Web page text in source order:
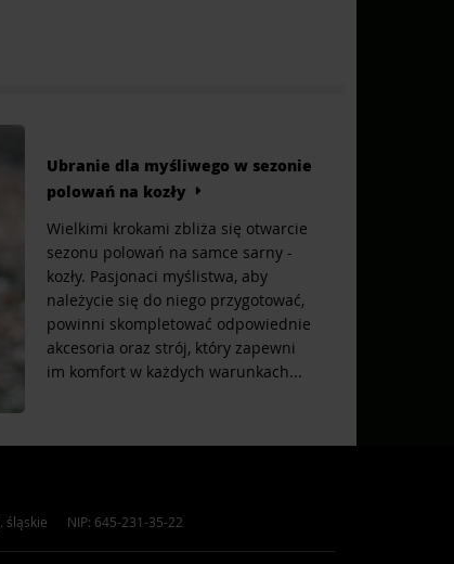
Ubranie dla myśliwego w sezonie
polowań na kozły
Wielkimi krokami zbliża się otwarcie
sezonu polowań na samce sarny -
kozły. Pasjonaci myślistwa, aby
należycie się do niego przygotować,
powinni skompletować odpowiednie
akcesoria oraz strój, który zapewni
im komfort w każdych warunkach...
śląskie NIP: 645-231-35-22